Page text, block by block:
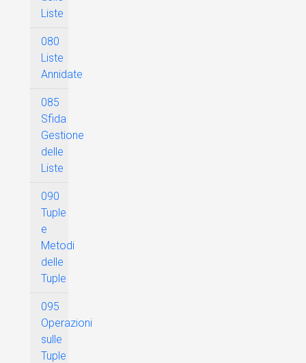
Liste
080
Liste
Annidate
085
Sfida
Gestione
delle
Liste
090
Tuple
e
Metodi
delle
Tuple
095
Operazioni
sulle
Tuple